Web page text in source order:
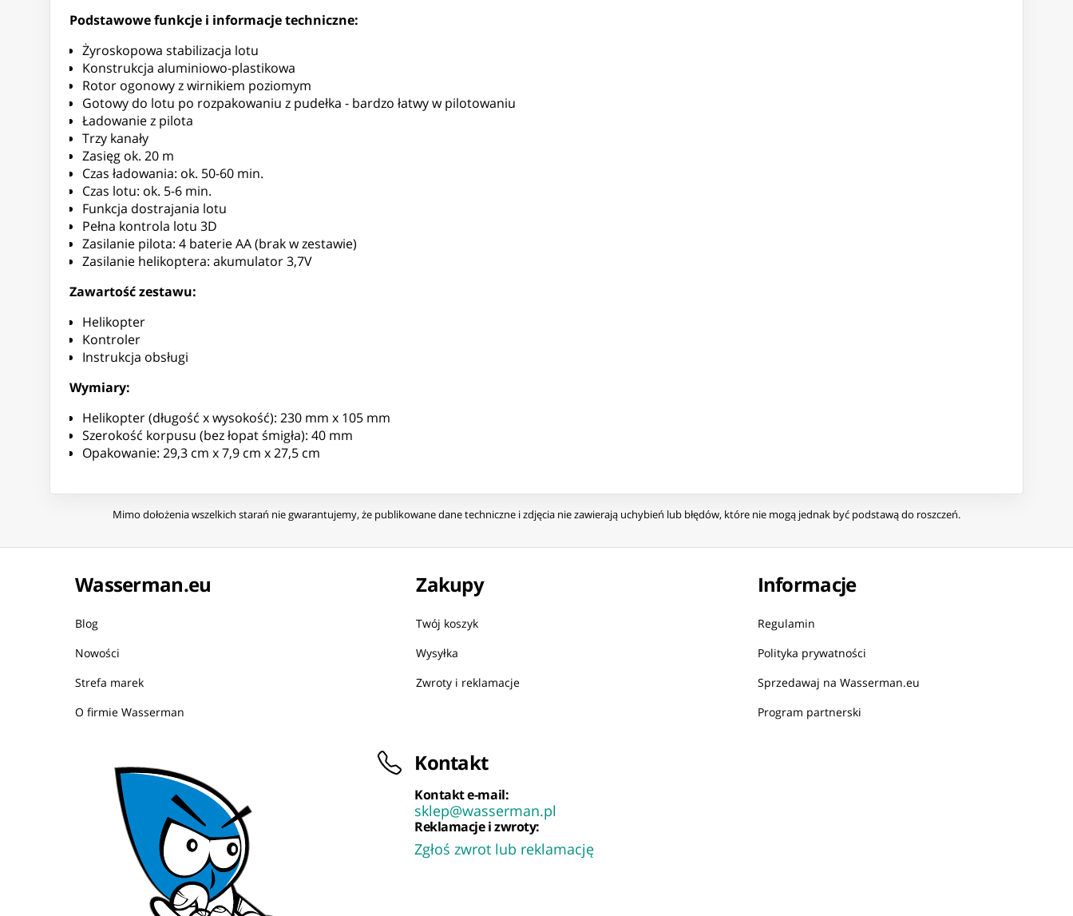
Podstawowe funkcje i informacje techniczne:
Żyroskopowa stabilizacja lotu
Konstrukcja aluminiowo-plastikowa
Rotor ogonowy z wirnikiem poziomym
Gotowy do lotu po rozpakowaniu z pudełka - bardzo łatwy w pilotowaniu
Ładowanie z pilota
Trzy kanały
Zasięg ok. 20 m
Czas ładowania: ok. 50-60 min.
Czas lotu: ok. 5-6 min.
Funkcja dostrajania lotu
Pełna kontrola lotu 3D
Zasilanie pilota: 4 baterie AA (brak w zestawie)
Zasilanie helikoptera: akumulator 3,7V
Zawartość zestawu:
Helikopter
Kontroler
Instrukcja obsługi
Wymiary:
Helikopter (długość x wysokość): 230 mm x 105 mm
Szerokość korpusu (bez łopat śmigła): 40 mm
Opakowanie: 29,3 cm x 7,9 cm x 27,5 cm
Mimo dołożenia wszelkich starań nie gwarantujemy, że publikowane dane techniczne i zdjęcia nie zawierają uchybień lub błędów, które nie mogą jednak być podstawą do roszczeń.
Wasserman.eu
Blog
Nowości
Strefa marek
O firmie Wasserman
Zakupy
Twój koszyk
Wysyłka
Zwroty i reklamacje
Informacje
Regulamin
Polityka prywatności
Sprzedawaj na Wasserman.eu
Program partnerski
Kontakt
Kontakt e-mail:
sklep@wasserman.pl
Reklamacje i zwroty:
Zgłoś zwrot lub reklamację